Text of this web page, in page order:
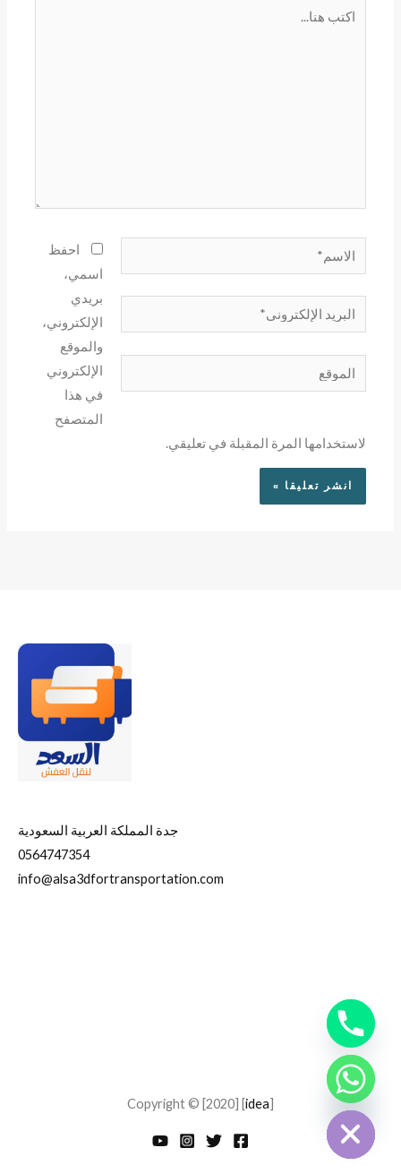
الاسم*
البريد
الإلكتروني*
الموقع
احفظ
اسمي،
بريدي
الإلكتروني،
والموقع
الإلكتروني
في هذا
المتصفح
لاستخدامها المرة المقبلة في تعليقي.
جدة المملكة العربية السعودية
0564747354
info@alsa3dfortransportation.com
Copyright © [2020] [idea] HIDE
CHATY